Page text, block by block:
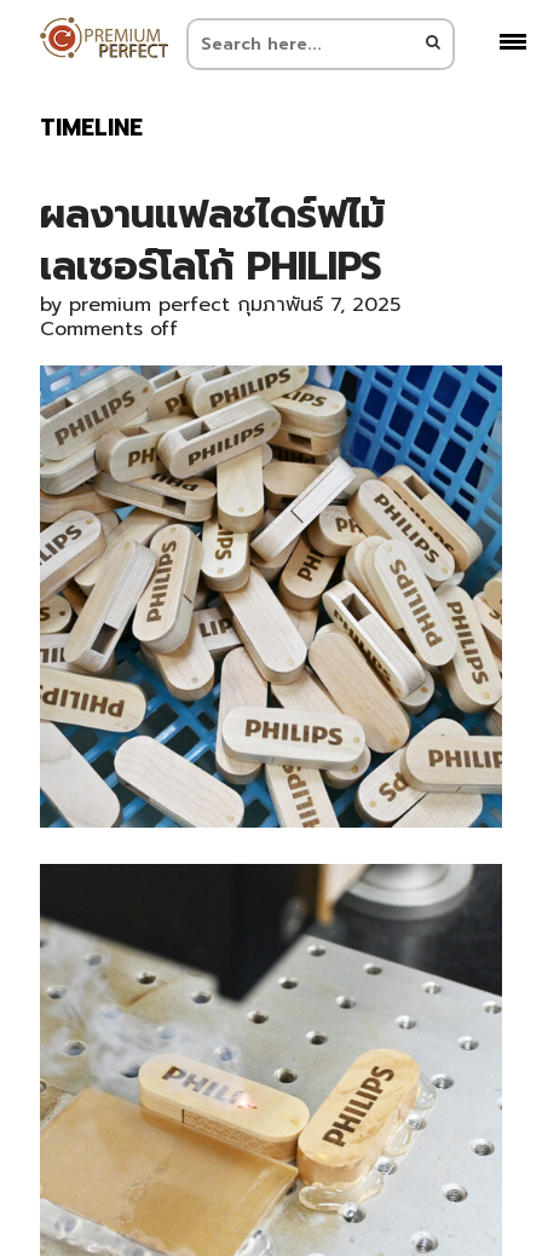
TIMELINE
ผลงานแฟลชไดร์ฟไม้
เลเซอร์โลโก้ PHILIPS
by premium perfect กุมภาพันธ์ 7, 2025
Comments off